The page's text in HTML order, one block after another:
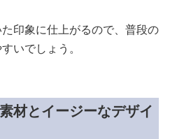
印象に仕上がるので、普段の
いでしょう。
材とイージーなデザイ